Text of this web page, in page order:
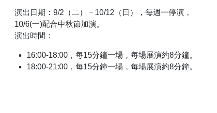
演出日期：9/2（二）－10/12（日），每週一停演，
10/6(一)配合中秋節加演。
演出時間：
16:00-18:00，每15分鐘一場，每場展演約8分鐘。
18:00-21:00，每15分鐘一場，每場展演約8分鐘。